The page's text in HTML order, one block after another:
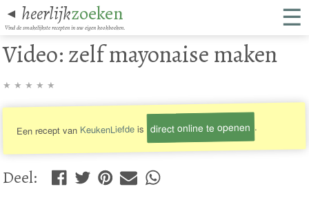
◄ heerlijkzoeken
Vind de smakelijkste recepten in uw eigen kookboeken. ☰
Video: zelf mayonaise maken
★ ★ ★ ★ ★
Een recept van KeukenLiefdeis direct online te openen .
Deel: